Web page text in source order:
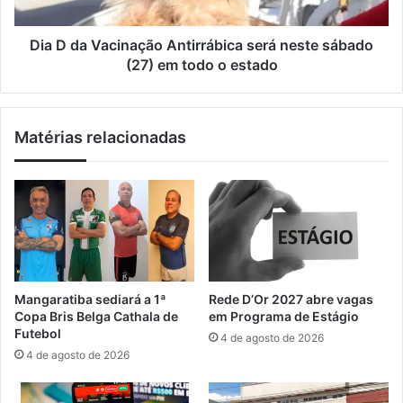
g
a
o
r
I
I
e
M
u
i
q
a
c
o
A
t
r
r
á
i
c
e
Dia D da Vacinação Antirrábica será neste sábado
(27) em todo o estado
Matérias relacionadas
Mangaratiba sediará a 1ª
Copa Bris Belga Cathala de
Futebol
4 de agosto de 2026
Rede D’Or 2027 abre vagas
em Programa de Estágio
4 de agosto de 2026